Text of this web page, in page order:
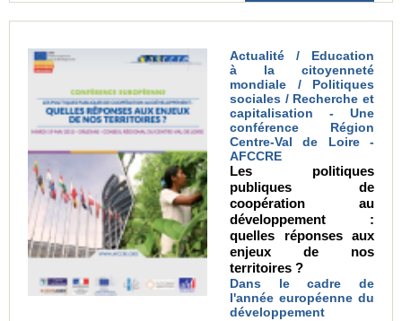
Actualité / Education
à la citoyenneté
mondiale / Politiques
sociales / Recherche et
capitalisation - Une
conférence Région
Centre-Val de Loire -
AFCCRE
Les politiques
publiques de
coopération au
développement :
quelles réponses aux
enjeux de nos
territoires ?
Dans le cadre de
l'année européenne du
développement